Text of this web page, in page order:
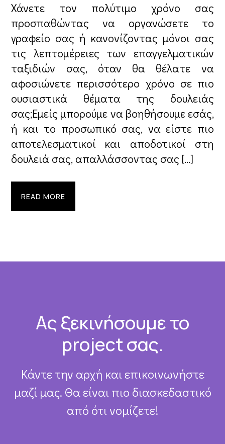
Χάνετε τον πολύτιμο χρόνο σας
προσπαθώντας να οργανώσετε το
γραφείο σας ή κανονίζοντας μόνοι σας
τις λεπτομέρειες των επαγγελματικών
ταξιδιών σας, όταν θα θέλατε να
αφοσιώνετε περισσότερο χρόνο σε πιο
ουσιαστικά θέματα της δουλειάς
σας;Εμείς μπορούμε να βοηθήσουμε εσάς,
ή και το προσωπικό σας, να είστε πιο
αποτελεσματικοί και αποδοτικοί στη
δουλειά σας, απαλλάσσοντας σας […]
READ MORE
FooterΑς ξεκινήσουμε το
project σας.
Κάντε την αρχή και επικοινωνήστε
μαζί μας. Θα είναι πιο διασκεδαστικό
από ότι νομίζετε!